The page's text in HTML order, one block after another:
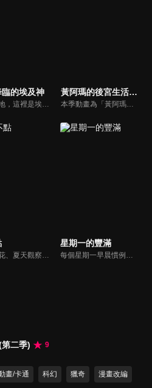
臨的埃及神
很突然地，這裡是埃及神明的世界。以阿努比斯為首的古埃及知名神明們自由自在地過日子。要說有多自由呢？像是突然冒出來唱歌跳舞的芭絲特、總是面無表情的梅傑德、努力打工的荷魯斯、用盡全力惡作劇的賽特、出外旅行而幾乎回不了家的拉…。各式各樣的神明們無拘無束地快樂過生活。
黃阿瑪的後宮生活《同名動畫》
本季動畫為「黃阿瑪的後宮生活」貓界皇上黃阿瑪剛登基時的後宮初期點滴，描述奴才志銘與狸貓，帶著阿瑪（貓）與灰胖（兔）、招弟（幼貓）住進新住所後發生的種種趣事。
春天賞花、夏天觀察喇叭花、秋天踩落葉、冬天堆雪人……愛玩的小不點、博學多聞的懷尼、愛吃的胖肯…小不點是拯救日本的超級英雄！？胖肯有個麵包複製箱！？還有懷尼未免也知太多!!讓這三個超級好夥伴先帶你體會美妙又有趣的四季變幻吧。
星期一的豐滿
每個星期一早晨慣例在推特上的插圖系列，星期一的豐滿在原作者比村奇石的協力下，做成了動畫！在憂鬱的星期一早晨，享用會動會說話的豐滿系女孩吧
二季)
9
畫/卡通 科幻 獵奇 漫畫改編